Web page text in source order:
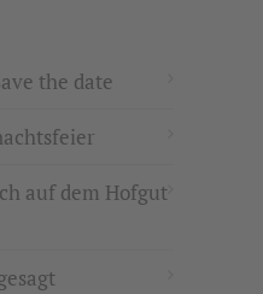
the date
auf dem Hofgut